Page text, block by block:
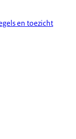
en toezicht